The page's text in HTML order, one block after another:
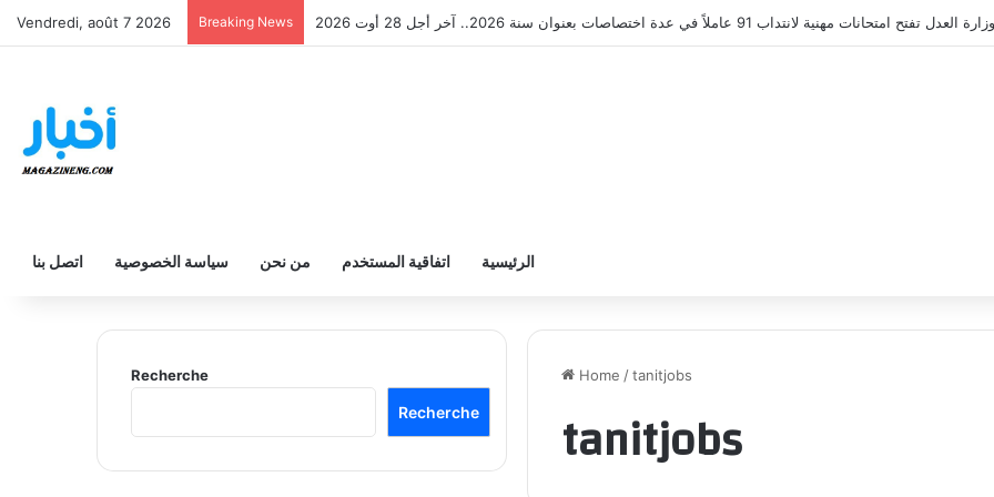
Vendredi, août 7 2026 Breaking News وزارة العدل تفتح امتحانات مهنية لانتداب 91 عاملاً في عدة اختصاصات بعنوان سنة 2026.. آخر أجل 28 أوت 2026
اتصل بنا سياسة الخصوصية من نحن اتفاقية المستخدم الرئيسية
Home /tanitjobs
tanitjobs
Recherche
Recherche